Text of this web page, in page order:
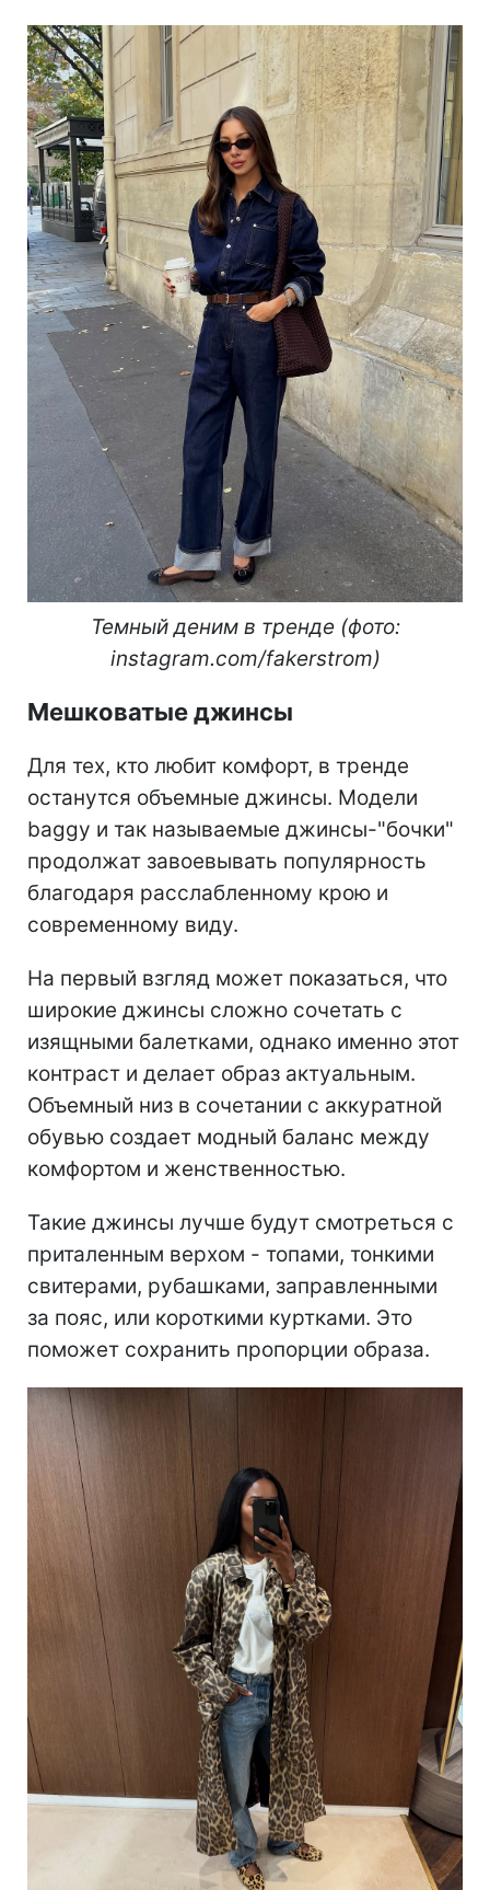
Темный деним в тренде (фото:
instagram.com/fakerstrom)
Мешковатые джинсы
Для тех, кто любит комфорт, в тренде
останутся объемные джинсы. Модели
baggy и так называемые джинсы-"бочки"
продолжат завоевывать популярность
благодаря расслабленному крою и
современному виду.
На первый взгляд может показаться, что
широкие джинсы сложно сочетать с
изящными балетками, однако именно этот
контраст и делает образ актуальным.
Объемный низ в сочетании с аккуратной
обувью создает модный баланс между
комфортом и женственностью.
Такие джинсы лучше будут смотреться с
приталенным верхом - топами, тонкими
свитерами, рубашками, заправленными
за пояс, или короткими куртками. Это
поможет сохранить пропорции образа.